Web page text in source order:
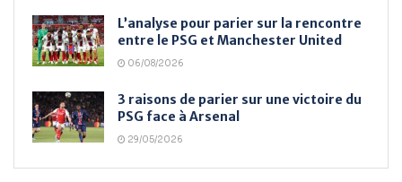
L’analyse pour parier sur la rencontre
entre le PSG et Manchester United
06/08/2026
3 raisons de parier sur une victoire du
PSG face à Arsenal
29/05/2026